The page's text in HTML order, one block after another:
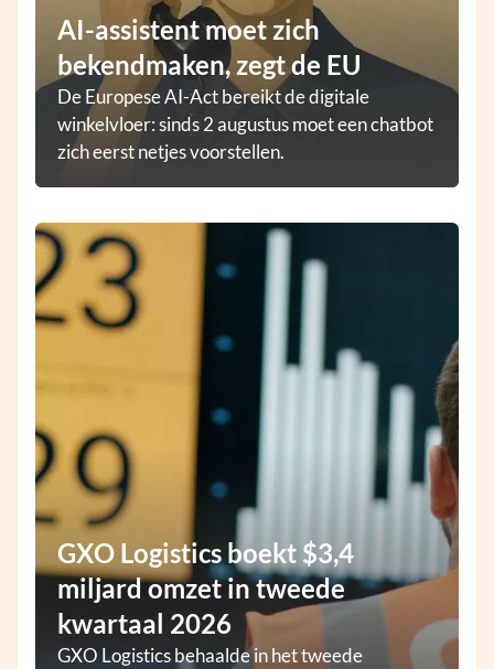
AI-assistent moet zich
bekendmaken, zegt de EU
De Europese AI-Act bereikt de digitale
winkelvloer: sinds 2 augustus moet een chatbot
zich eerst netjes voorstellen.
GXO Logistics boekt $3,4
miljard omzet in tweede
kwartaal 2026
GXO Logistics behaalde in het tweede